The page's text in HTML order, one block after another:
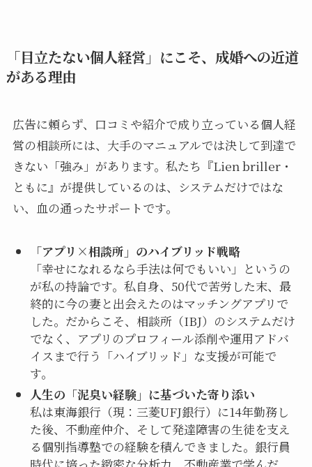
「目立たない個人経営」にこそ、成婚への近道
がある理由
広告に頼らず、口コミや紹介で成り立っている個人経
営の相談所には、大手のマニュアルでは決して到達で
きない「強み」があります。私たち『Lien briller・
ともに』が提供しているのは、システムだけではな
い、血の通ったサポートです。
「アプリ×相談所」のハイブリッド戦略
「幸せになれるなら手法は何でもいい」というの
が私の持論です。私自身、50代で苦労した末、最
終的に今の妻と出会えたのはマッチングアプリで
した。だからこそ、相談所（IBJ）のシステムだけ
でなく、アプリのプロフィール添削や運用アドバ
イスまで行う「ハイブリッド」な支援が可能で
す。
人生の「泥臭い経験」に基づいた寄り添い
私は東海銀行（現：三菱UFJ銀行）に14年勤務し
た後、不動産仲介、そして発達障害の生徒を支え
る個別指導塾での経験を積んできました。銀行員